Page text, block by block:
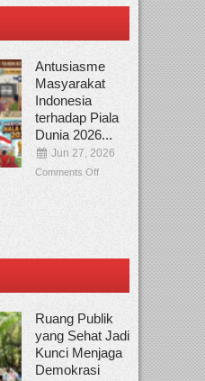
Antusiasme
Masyarakat
Indonesia
terhadap Piala
Dunia 2026...
Jun 27, 2026
Comments Off
Ruang Publik
yang Sehat Jadi
Kunci Menjaga
Demokrasi